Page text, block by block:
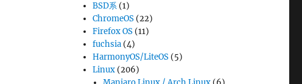
BSD系 (1)
ChromeOS (22)
Firefox OS (11)
fuchsia (4)
HarmonyOS/LiteOS (5)
Linux (206)